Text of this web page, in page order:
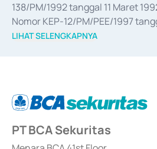
138/PM/1992 tanggal 11 Maret
Nomor KEP-12/PM/PEE/1997
merger, akuisisi, divestasi, dan
LIHAT SELENGKAPNYA
PT BCA Sekuritas